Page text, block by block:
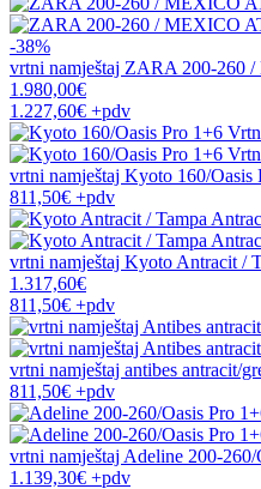
-38%
vrtni namještaj ZARA 200-260
1.980,00€
1.227,60€ +pdv
vrtni namještaj Kyoto 160/Oasis
811,50€ +pdv
vrtni namještaj Kyoto Antracit /
1.317,60€
811,50€ +pdv
vrtni namještaj antibes antracit/
811,50€ +pdv
vrtni namještaj Adeline 200-260/
1.139,30€ +pdv